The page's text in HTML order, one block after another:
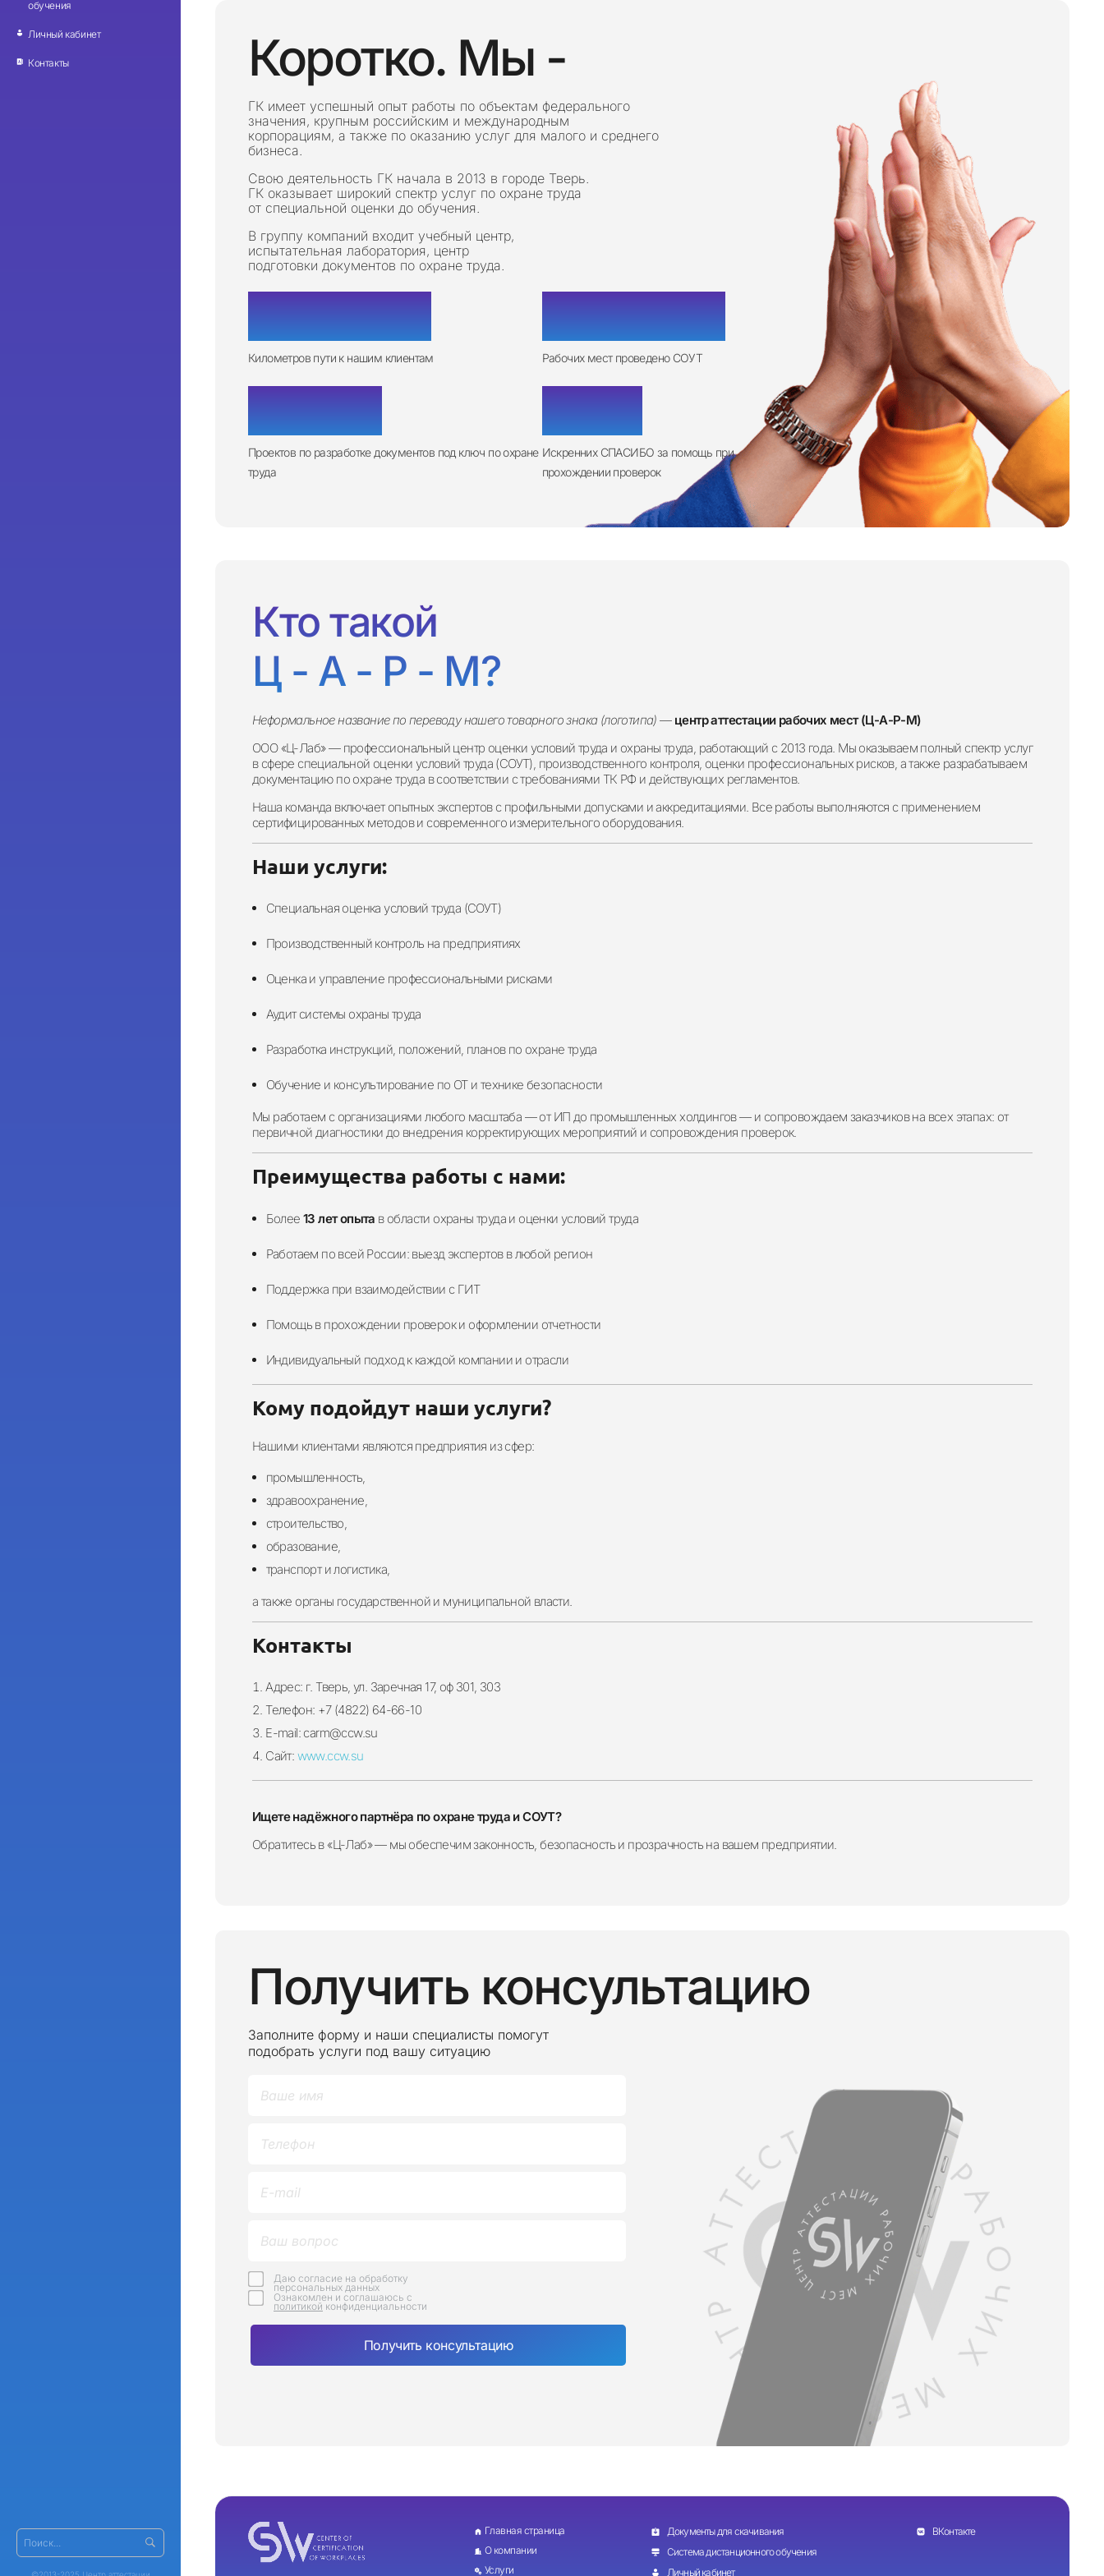
обучения
Личный кабинет
Контакты Коротко. Мы -
ГК имеет успешный опыт работы по объектам федерального
значения, крупным российским и международным
корпорациям, а также по оказанию услуг для малого и среднего
бизнеса.
Свою деятельность ГК начала в 2013 в городе Тверь.
ГК оказывает широкий спектр услуг по охране труда
от специальной оценки до обучения.
В группу компаний входит учебный центр,
испытательная лаборатория, центр
подготовки документов по охране труда.
500 000+
Километров пути к нашим клиентам
200 000+
Рабочих мест проведено СОУТ
1 000+
Проектов по разработке документов под ключ по охране
труда
500+
Искренних СПАСИБО за помощь при
прохождении проверок
Кто такой
Ц - А - Р - М?
Неформальное название по переводу нашего товарного знака (логотипа) —центр аттестации рабочих мест (Ц-А-Р-М)
ООО «Ц-Лаб»— профессиональный центр оценки условий труда и охраны труда, работающий с 2013 года. Мы оказываем полный спектр услуг
в сфере специальной оценки условий труда (СОУТ), производственного контроля, оценки профессиональных рисков, а также разрабатываем
документацию по охране труда в соответствии с требованиями ТК РФ и действующих регламентов.
Наша команда включает опытных экспертов с профильными допусками и аккредитациями. Все работы выполняются с применением
сертифицированных методов и современного измерительного оборудования.
Наши услуги:
Специальная оценка условий труда (СОУТ)
Производственный контроль на предприятиях
Оценка и управление профессиональными рисками
Аудит системы охраны труда
Разработка инструкций, положений, планов по охране труда
Обучение и консультирование по ОТ и технике безопасности
Мы работаем с организациями любого масштаба — от ИП до промышленных холдингов — и сопровождаем заказчиков на всех этапах: от
первичной диагностики до внедрения корректирующих мероприятий и сопровождения проверок.
Преимущества работы с нами:
Более 13 лет опыта в области охраны труда и оценки условий труда
Работаем по всей России: выезд экспертов в любой регион
Поддержка при взаимодействии с ГИТ
Помощь в прохождении проверок и оформлении отчетности
Индивидуальный подход к каждой компании и отрасли
Кому подойдут наши услуги?
Нашими клиентами являются предприятия из сфер:
промышленность,
здравоохранение,
строительство,
образование,
транспорт и логистика,
а также органы государственной и муниципальной власти.
Контакты
Адрес: г. Тверь, ул. Заречная 17, оф 301, 303
Телефон: +7 (4822) 64-66-10
E-mail: carm@ccw.su
Сайт: www.ccw.su
Ищете надёжного партнёра по охране труда и СОУТ?
Обратитесь в «Ц-Лаб» — мы обеспечим законность, безопасность и прозрачность на вашем предприятии.
Получить консультацию
Заполните форму и наши специалисты помогут
подобрать услуги под вашу ситуацию
Даю согласие на обработку
персональных данных
Ознакомлен и соглашаюсь с
политикой конфиденциальности
Главная страница
О компании
Услуги
Документы для скачивания
Система дистанционного обучения
Личный кабинет
ВКонтакте